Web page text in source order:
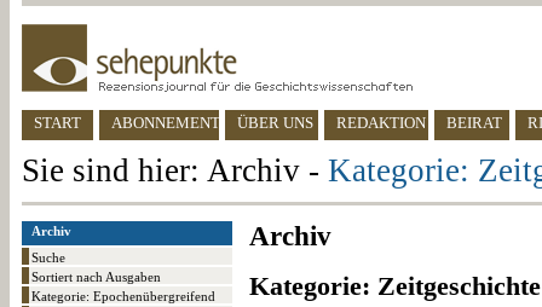
START ABONNEMENT ÜBER UNS REDAKTION BEIRAT
Sie sind hier: Archiv - Kategorie:
Archiv
Suche
Sortiert nach Ausgaben
Kategorie: Epochenübergreifend
Archiv
Kategorie: Zeitgeschichte